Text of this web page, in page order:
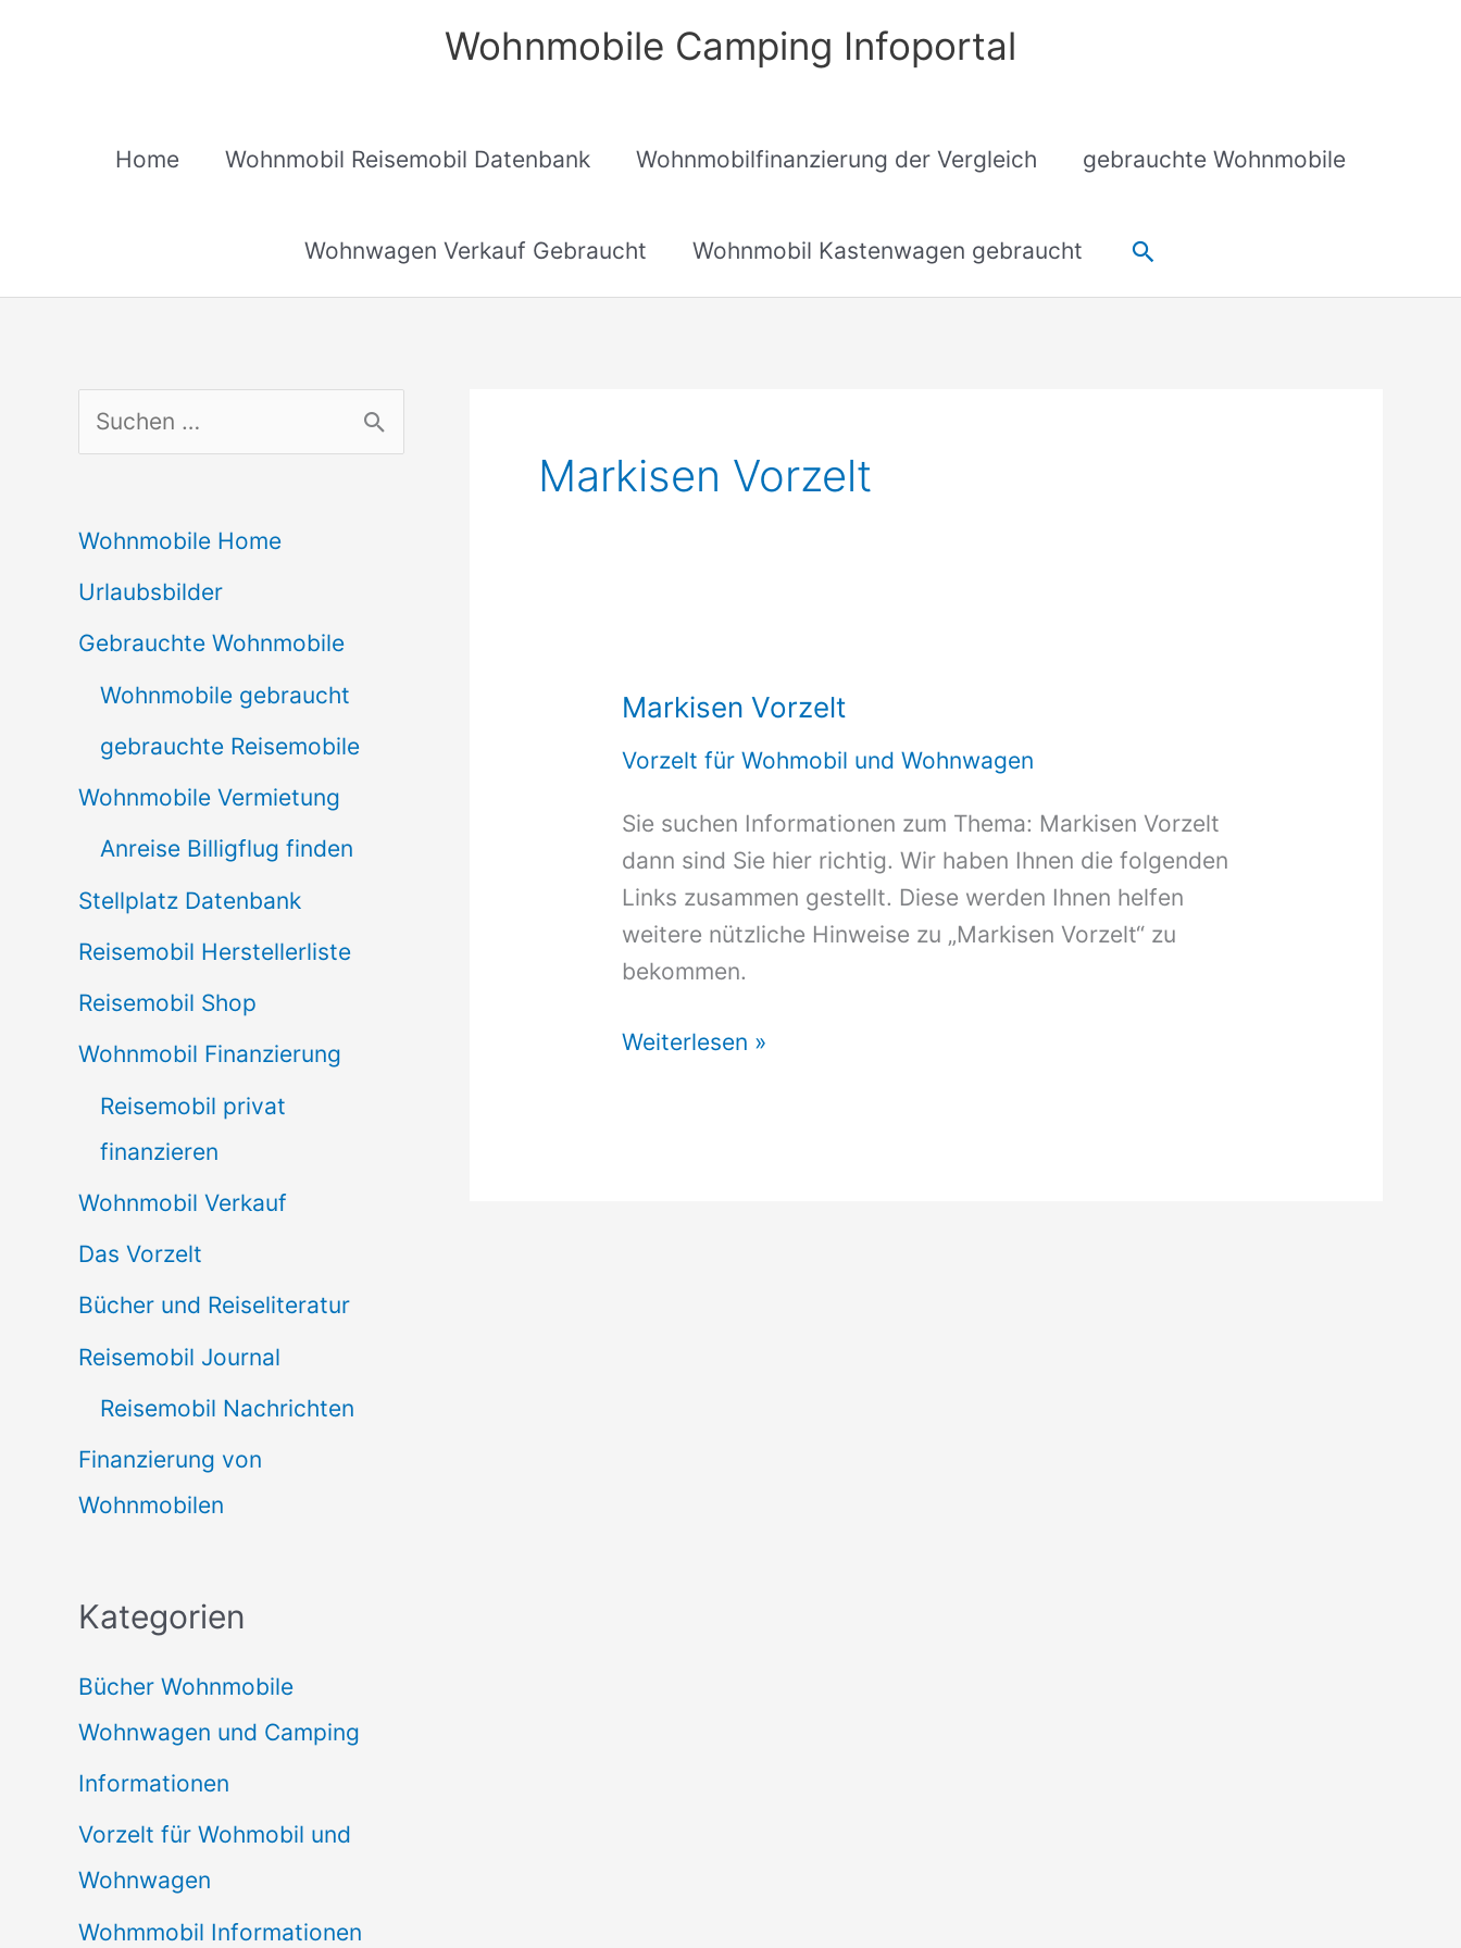
Wohnmobile Camping Infoportal
Home Wohnmobil Reisemobil Datenbank Wohnmobilfinanzierung der Vergleich gebrauchte Wohnmobile
Wohnwagen Verkauf Gebraucht Wohnmobil Kastenwagen gebraucht Suchen
u
h
e
n
Wohnmobile Home
Urlaubsbilder
Gebrauchte Wohnmobile
Wohnmobile gebraucht
gebrauchte Reisemobile
Wohnmobile Vermietung
Anreise Billigflug finden
Stellplatz Datenbank
Reisemobil Herstellerliste
Reisemobil Shop
Wohnmobil Finanzierung
Reisemobil privat
finanzieren
Wohnmobil Verkauf
Das Vorzelt
Bücher und Reiseliteratur
Reisemobil Journal
Reisemobil Nachrichten
Finanzierung von
Wohnmobilen
Kategorien
Bücher Wohnmobile
Wohnwagen und Camping
Informationen
Vorzelt für Wohmobil und
Wohnwagen
Wohmmobil Informationen
Markisen Vorzelt
Markisen Vorzelt
Vorzelt für Wohmobil und Wohnwagen
Sie suchen Informationen zum Thema: Markisen Vorzelt
dann sind Sie hier richtig. Wir haben Ihnen die folgenden
Links zusammen gestellt. Diese werden Ihnen helfen
weitere nützliche Hinweise zu „Markisen Vorzelt“ zu
bekommen.
Markisen
Weiterlesen »